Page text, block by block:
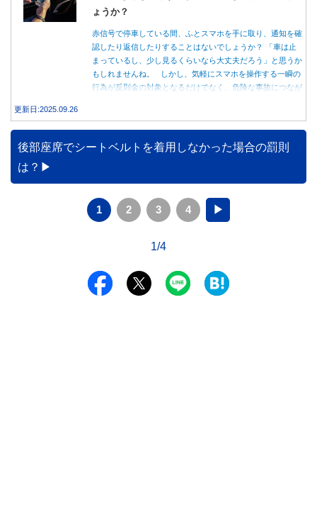
ょうか？
赤信号で停車している間、ふとスマホを手に取り、通知を確
認したり返信したりすることはないでしょうか？ 「車は止
まっているし、少し見るくらいなら大丈夫だろう」と思うか
もしれませんね。 しかし、気軽にスマホを操作する一瞬の
行為が反則金の対象となるだけでなく、危険な事故につなが
更新日:2025.09.26
後部座席でシートベルトを着用しなかった場合の罰則
は？
1 2 3 4 ▶
1/4